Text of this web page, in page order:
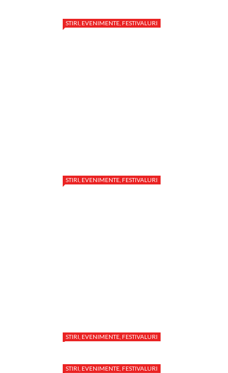
STIRI, EVENIMENTE, FESTIVALURI
STIRI, EVENIMENTE, FESTIVALURI
STIRI, EVENIMENTE, FESTIVALURI
STIRI, EVENIMENTE, FESTIVALURI